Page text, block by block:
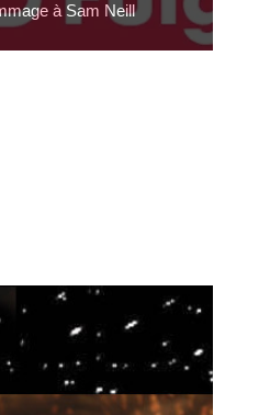
à Sam Neill